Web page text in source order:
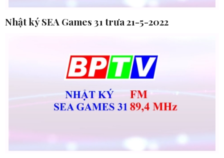
Nhật ký SEA Games 31 trưa 21-5-2022